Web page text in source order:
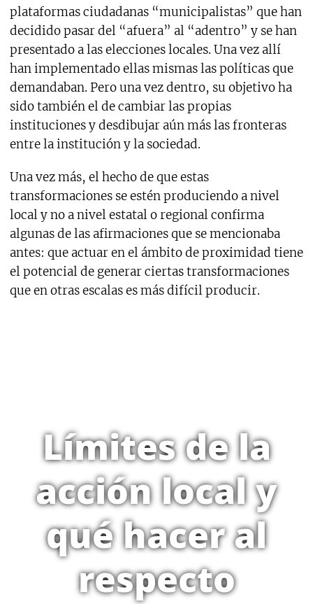
plataformas ciudadanas “municipalistas” que han
decidido pasar del “afuera” al “adentro” y se han
presentado a las elecciones locales. Una vez allí
han implementado ellas mismas las políticas que
demandaban. Pero una vez dentro, su objetivo ha
sido también el de cambiar las propias
instituciones y desdibujar aún más las fronteras
entre la institución y la sociedad.
Una vez más, el hecho de que estas
transformaciones se estén produciendo a nivel
local y no a nivel estatal o regional confirma
algunas de las afirmaciones que se mencionaba
antes: que actuar en el ámbito de proximidad tiene
el potencial de generar ciertas transformaciones
que en otras escalas es más difícil producir.
Límites de la
acción local y
qué hacer al
respecto